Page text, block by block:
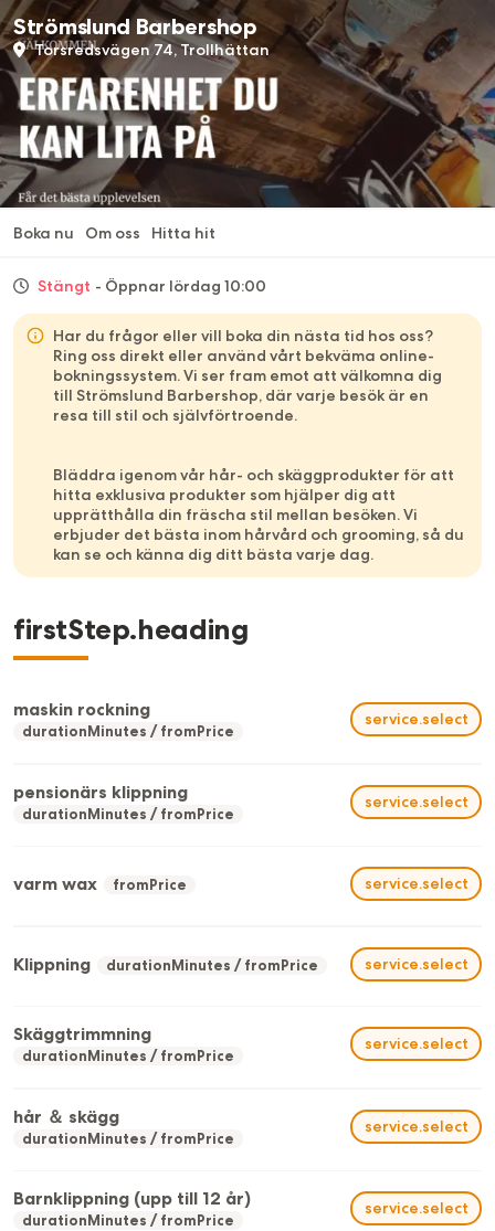
Strömslund Barbershop
Torsredsvägen 74, Trollhättan
Boka nu Om oss Hitta hit
Stängt - Öppnar lördag 10:00
Har du frågor eller vill boka din nästa tid hos oss?
Ring oss direkt eller använd vårt bekväma online-
bokningssystem. Vi ser fram emot att välkomna dig
till Strömslund Barbershop, där varje besök är en
resa till stil och självförtroende.
Bläddra igenom vår hår- och skäggprodukter för att
hitta exklusiva produkter som hjälper dig att
upprätthålla din fräscha stil mellan besöken. Vi
erbjuder det bästa inom hårvård och grooming, så du
kan se och känna dig ditt bästa varje dag.
firstStep.heading
maskin rockning
durationMinutes fromPrice
service.select
pensionärs klippning
durationMinutes fromPrice
service.select
varm wax fromPrice service.select
Klippning durationMinutes fromPrice service.select
Skäggtrimmning
durationMinutes fromPrice
service.select
hår ＆ skägg
durationMinutes fromPrice
service.select
Barnklippning (upp till 12 år)
durationMinutes fromPrice
service.select